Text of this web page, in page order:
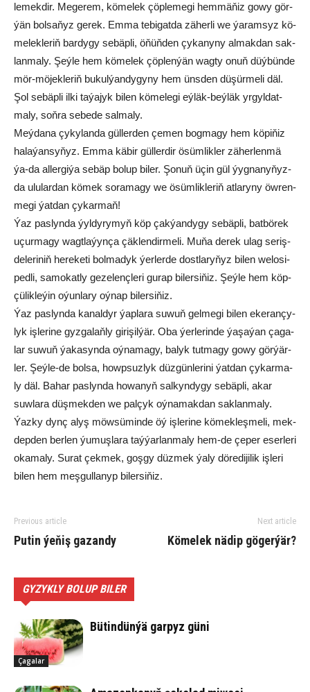
le­mek­dir. Me­ge­rem, kö­me­lek çöp­le­me­gi hem­mä­ňiz go­wy gör­
ýän bol­sa­ňyz ge­rek. Em­ma te­bi­gat­da zä­her­li we ýa­ram­syz kö­
me­lek­le­riň bar­dy­gy se­bäp­li, öňüň­den çy­ka­ny­ny al­mak­dan sak­
lan­ma­ly. Şeý­le hem kö­me­lek çöp­len­ýän wag­ty onuň düý­bün­de
mör-mö­jek­le­riň bu­kul­ýan­dy­gy­ny hem üns­den dü­şür­me­li däl.
Şol se­bäp­li il­ki ta­ýa­jyk bi­len kö­me­le­gi eý­läk-beý­läk yr­gyl­dat­
ma­ly, soň­ra se­be­de sal­ma­ly.
Meý­da­na çy­ky­lan­da gül­ler­den çe­men bog­ma­gy hem kö­pi­ňiz
ha­la­ýan­sy­ňyz. Em­ma kä­bir gül­ler­dir ösüm­lik­ler zä­her­len­mä
ýa-da al­ler­gi­ýa se­bäp bo­lup bi­ler. Şo­nuň üçin gül ýyg­na­ny­ňyz­
da ulu­lar­dan kö­mek so­ra­ma­gy we ösüm­lik­le­riň at­la­ry­ny öw­ren­
me­gi ýat­dan çy­kar­maň!
Ýaz pas­lyn­da ýyl­dy­ry­myň köp çak­ýan­dy­gy se­bäp­li, bat­bö­rek
uçur­ma­gy wagt­la­ýyn­ça çäk­len­dir­me­li. Mu­ňa de­rek ulag se­riş­
de­le­ri­niň he­re­ke­ti bol­ma­dyk ýer­ler­de dost­la­ry­ňyz bi­len we­lo­si­
ped­li, sa­mo­kat­ly ge­ze­lenç­le­ri gu­rap bi­ler­si­ňiz. Şeý­le hem köp­
çü­lik­le­ýin oýun­la­ry oý­nap bi­ler­si­ňiz.
Ýaz pas­lyn­da ka­nal­dyr ýap­la­ra su­wuň gel­me­gi bi­len eke­ran­çy­
lyk iş­le­ri­ne gyz­ga­laň­ly gi­ri­şil­ýär. Oba ýer­le­rin­de ýa­şa­ýan ça­ga­
lar su­wuň ýa­ka­syn­da oý­na­ma­gy, ba­lyk tut­ma­gy go­wy gör­ýär­
ler. Şeý­le-de bol­sa, howp­suz­lyk düz­gün­le­ri­ni ýat­dan çy­kar­ma­
ly däl. Ba­har pas­lyn­da ho­wa­nyň sal­kyn­dy­gy se­bäp­li, akar
suw­la­ra düş­mek­den we pal­çyk oý­na­mak­dan sak­lan­ma­ly.
Ýaz­ky dynç alyş möwsüminde öý iş­le­ri­ne kö­mek­leş­me­li, mek­
dep­den ber­len ýu­muş­la­ra taý­ýar­lan­ma­ly hem-de çe­per eser­le­ri
oka­ma­ly. Su­rat çek­mek, goş­gy düz­mek ýa­ly dö­re­di­ji­lik iş­le­ri
bi­len hem meş­gul­la­nyp bi­ler­si­ňiz.
Previous article
Putin ýeňiş gazandy
Next article
Kö­me­lek nä­dip gögerýär?
GYZYKLY BOLUP BILER
Çagalar
Bü­tin­dün­ýä gar­pyz gü­ni